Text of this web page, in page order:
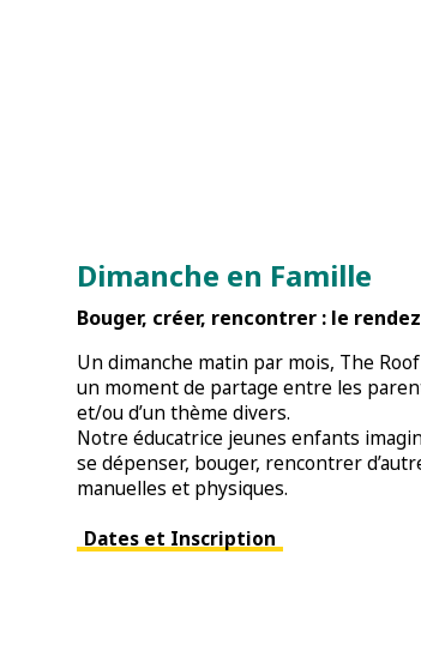
Dimanche en Famille
Bouger, créer, rencontrer : le
Un dimanche matin par mois, The
un moment de partage entre les
et/ou d’un thème divers.
Notre éducatrice jeunes enfants
se dépenser, bouger, rencontrer
manuelles et physiques.
Dates et Inscription